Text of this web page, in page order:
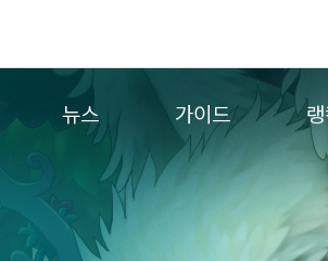
뉴스
업데이트
이벤트
가이드
컨텐